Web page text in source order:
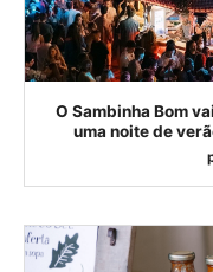
O Sambinha Bom
uma noite de